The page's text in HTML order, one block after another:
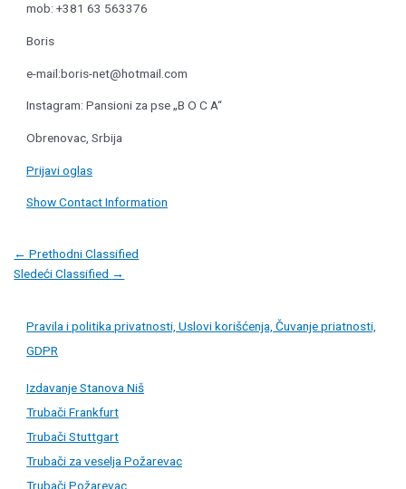
mob: +381 63 563376
Boris
e-mail:boris-net@hotmail.com
Instagram: Pansioni za pse „B O C A“
Obrenovac, Srbija
Prijavi oglas
Show Contact Information
Post
navigation
← Prethodni Classified
Sledeći Classified →
Pravila i politika privatnosti, Uslovi korišćenja, Čuvanje priatnosti,
GDPR
Izdavanje Stanova Niš
Trubači Frankfurt
Trubači Stuttgart
Trubači za veselja Požarevac
Trubači Požarevac